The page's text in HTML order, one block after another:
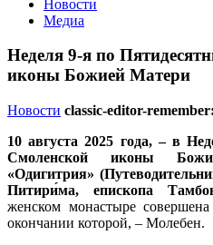
Новости
Медиа
Неделя 9-я по
иконы Божией Матери
Новости classic-editor-remember:
10 августа 2025 года, – в
Смоленской иконы
«Одигитрия»
Питири́ма, епископа
женском монастыре
окончании которой, – Молебен.